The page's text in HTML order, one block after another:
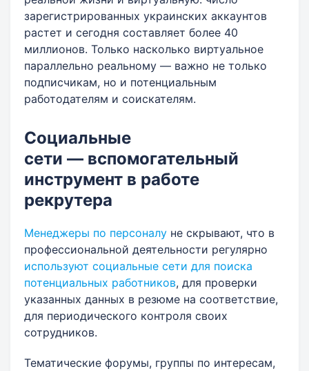
зарегистрированных украинских аккаунтов
растет и сегодня составляет более 40
миллионов. Только насколько виртуальное
параллельно реальному — важно не только
подписчикам, но и потенциальным
работодателям и соискателям.
Социальные
сети — вспомогательный
инструмент в работе
рекрутера
Менеджеры по персоналу не скрывают, что в
профессиональной деятельности регулярно
используют социальные сети для поиска
потенциальных работников, для проверки
указанных данных в резюме на соответствие,
для периодического контроля своих
сотрудников.
Тематические форумы, группы по интересам,